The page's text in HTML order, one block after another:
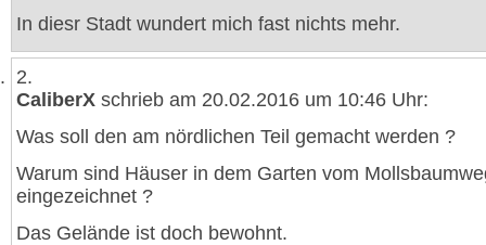
In diesr Stadt wundert mich fast nichts mehr.
2.
CaliberX schrieb am 20.02.2016 um 10:46 Uhr:
Was soll den am nördlichen Teil gemacht werden ?
Warum sind Häuser in dem Garten vom
eingezeichnet ?
Das Gelände ist doch bewohnt.